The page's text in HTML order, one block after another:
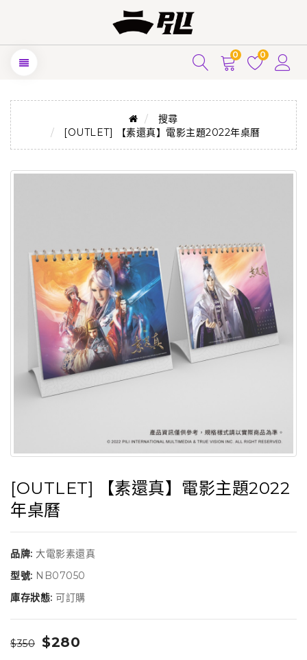
0 0
搜尋
[OUTLET] 【素還真】電影主題2022年桌曆
[OUTLET] 【素還真】電影主題2022
年桌曆
品牌: 大電影素還真
型號: NB07050
庫存狀態: 可訂購
$350 $280